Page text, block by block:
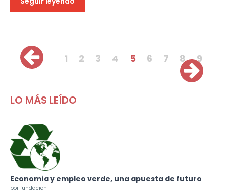
Páginas 1 2 3 4 5 6 7 8 9
LO MÁS LEÍDO
Economía y empleo verde, una apuesta de futuro
por fundacion